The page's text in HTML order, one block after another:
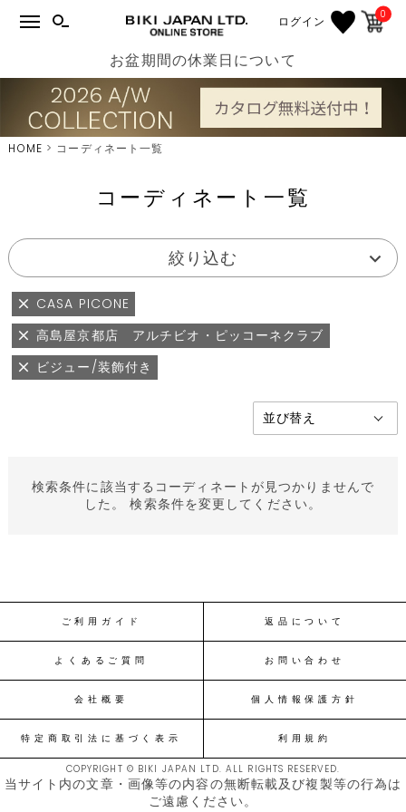
ログイン 0
お盆期間の休業日について
HOME コーディネート一覧
コーディネート一覧
絞り込む
CASA PICONE
高島屋京都店 アルチビオ・ピッコーネクラブ
ビジュー/装飾付き
検索条件に該当するコーディネートが見つかりませんで
した。 検索条件を変更してください。
ご利用ガイド 返品について
よくあるご質問 お問い合わせ
会社概要 個人情報保護方針
特定商取引法に基づく表示 利用規約
COPYRIGHT © BIKI JAPAN LTD. ALL RIGHTS RESERVED.
当サイト内の文章・画像等の内容の無断転載及び複製等の行為は
ご遠慮ください。